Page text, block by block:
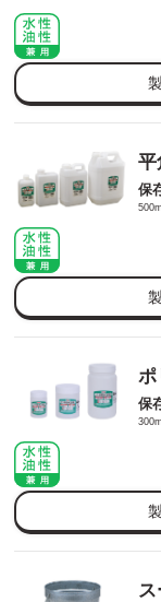
平
保
ポ
保